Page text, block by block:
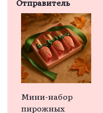
Мини-набор
пирожных